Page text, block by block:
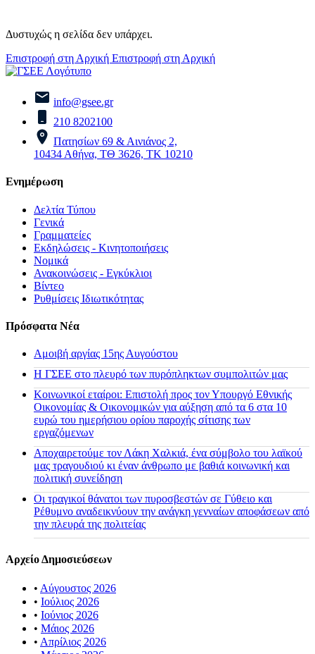
Δυστυχώς η σελίδα δεν υπάρχει.
Επιστροφή στη Αρχική Επιστροφή στη Αρχική
info@gsee.gr
210 8202100
Πατησίων 69 & Αινιάνος 2,
10434 Αθήνα, ΤΘ 3626, ΤΚ 10210
Ενημέρωση
Δελτία Τύπου
Γενικά
Γραμματείες
Εκδηλώσεις - Κινητοποιήσεις
Νομικά
Ανακοινώσεις - Εγκύκλιοι
Βίντεο
Ρυθμίσεις Ιδιωτικότητας
Πρόσφατα Νέα
Αμοιβή αργίας 15ης Αυγούστου
H ΓΣΕΕ στο πλευρό των πυρόπληκτων συμπολιτών μας
Κοινωνικοί εταίροι: Επιστολή προς τον Υπουργό Εθνικής
Οικονομίας & Οικονομικών για αύξηση από τα 6 στα 10
ευρώ του ημερήσιου ορίου παροχής σίτισης των
εργαζόμενων
Αποχαιρετούμε τον Λάκη Χαλκιά, ένα σύμβολο του λαϊκού
μας τραγουδιού κι έναν άνθρωπο με βαθιά κοινωνική και
πολιτική συνείδηση
Οι τραγικοί θάνατοι των πυροσβεστών σε Γύθειο και
Ρέθυμνο αναδεικνύουν την ανάγκη γενναίων αποφάσεων από
την πλευρά της πολιτείας
Αρχείο Δημοσιεύσεων
• Αύγουστος 2026
• Ιούλιος 2026
• Ιούνιος 2026
• Μάιος 2026
• Απρίλιος 2026